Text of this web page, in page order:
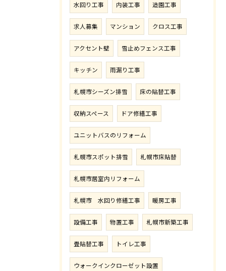
水回り工事 内装工事 造園工事
求人募集 マンション クロス工事
アクセント壁 雪止めフェンス工事
キッチン 雨漏り工事
札幌市シーズン排雪 床の貼替工事
収納スペース ドア修繕工事
ユニットバスのリフォーム
札幌市スポット排雪 札幌市床貼替
札幌市居室内リフォーム
札幌市 水回り修繕工事 暖房工事
設備工事 物置工事 札幌市新築工事
畳貼替工事 トイレ工事
ウォークインクローゼット設置